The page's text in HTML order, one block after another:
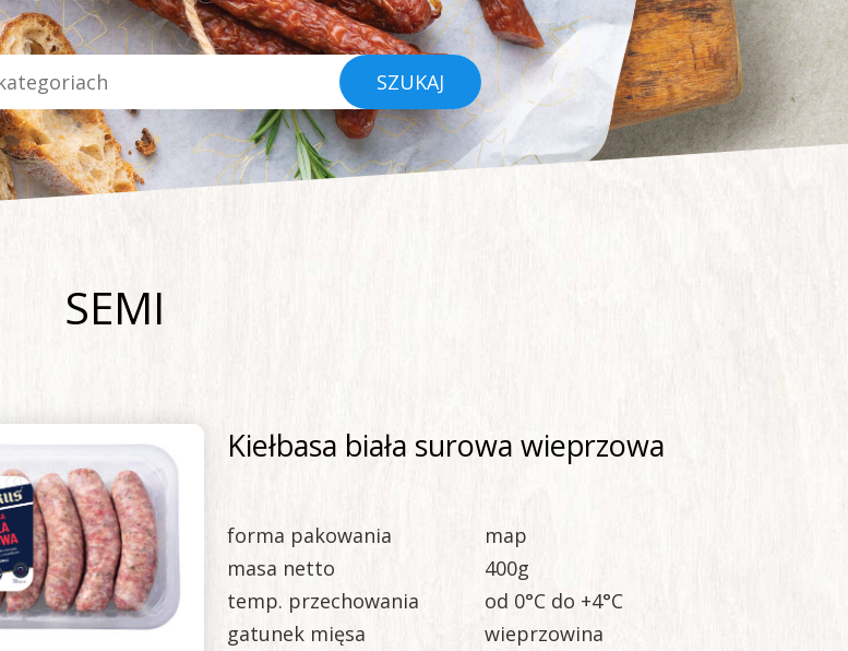
SEMI
Kiełbasa biała surowa wieprzowa
forma pakowania
map
masa netto
400g
temp. przechowania
od 0°C do +4°C
gatunek mięsa
wieprzowina